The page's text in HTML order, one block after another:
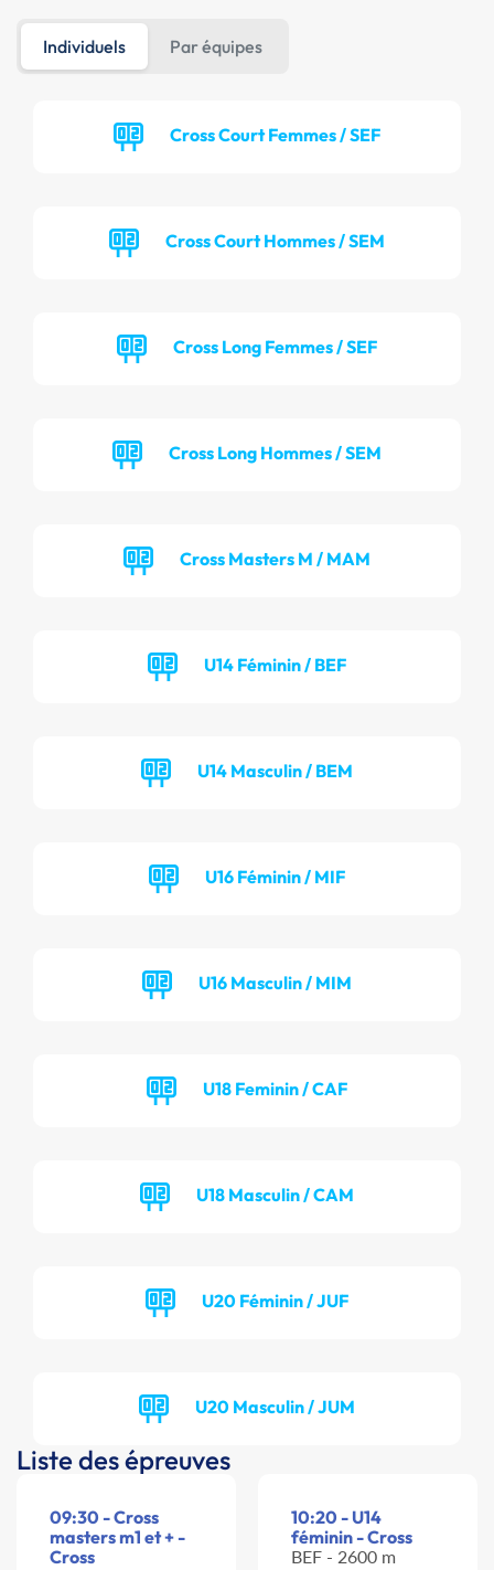
Individuels Par équipes
Cross Court Femmes / SEF
Cross Court Hommes / SEM
Cross Long Femmes / SEF
Cross Long Hommes / SEM
Cross Masters M / MAM
U14 Féminin / BEF
U14 Masculin / BEM
U16 Féminin / MIF
U16 Masculin / MIM
U18 Feminin / CAF
U18 Masculin / CAM
U20 Féminin / JUF
U20 Masculin / JUM
Liste des épreuves
09:30 - Cross
masters m1 et + -
Cross
10:20 - U14
féminin - Cross
BEF - 2600 m